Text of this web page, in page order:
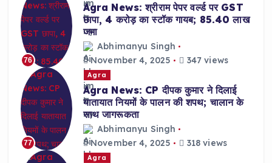
76
Agra News: श्रीराम पेपर वर्ल्ड पर GST
छापा, 4 करोड़ का स्टॉक गायब; 85.40 लाख
जमा
Abhimanyu Singh
November 4, 2025
347 views
77
Agra
Agra News: CP दीपक कुमार ने दिलाई
यातायात नियमों के पालन की शपथ; चालान के
साथ जागरूकता
Abhimanyu Singh
November 4, 2025
318 views
Agra